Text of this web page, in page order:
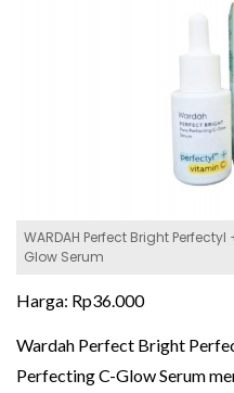
WARDAH Perfect Bright
Glow Serum
Harga: Rp36.000
Wardah Perfect Bright
Perfecting C-Glow Serum